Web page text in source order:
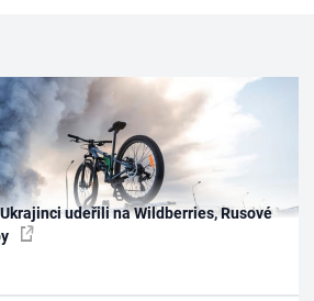
udeřili na Wildberries, Rusové